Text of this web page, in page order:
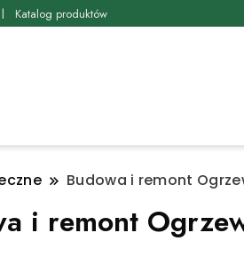
Katalog produktów
Budowa i remont
i remont